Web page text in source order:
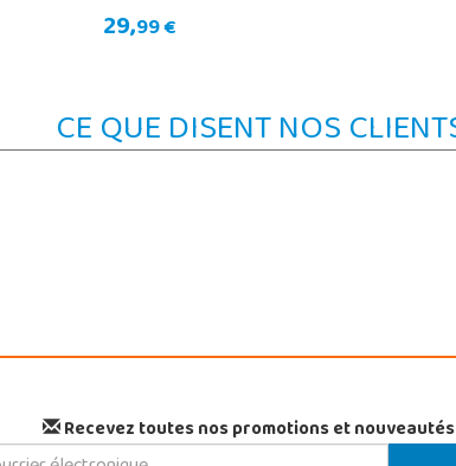
29,99 €
CE QUE DISENT NOS
Recevez toutes nos promotions et nouveautés